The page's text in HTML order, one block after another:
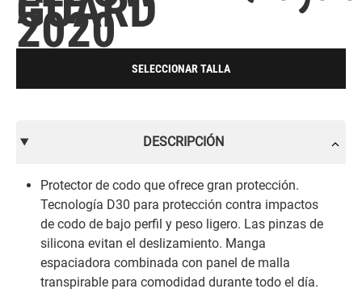
2020
SELECCIONAR TALLA
DESCRIPCIÓN
Protector de codo que ofrece gran protección.
Tecnología D30 para protección contra impactos
de codo de bajo perfil y peso ligero. Las pinzas de
silicona evitan el deslizamiento. Manga
espaciadora combinada con panel de malla
transpirable para comodidad durante todo el día.